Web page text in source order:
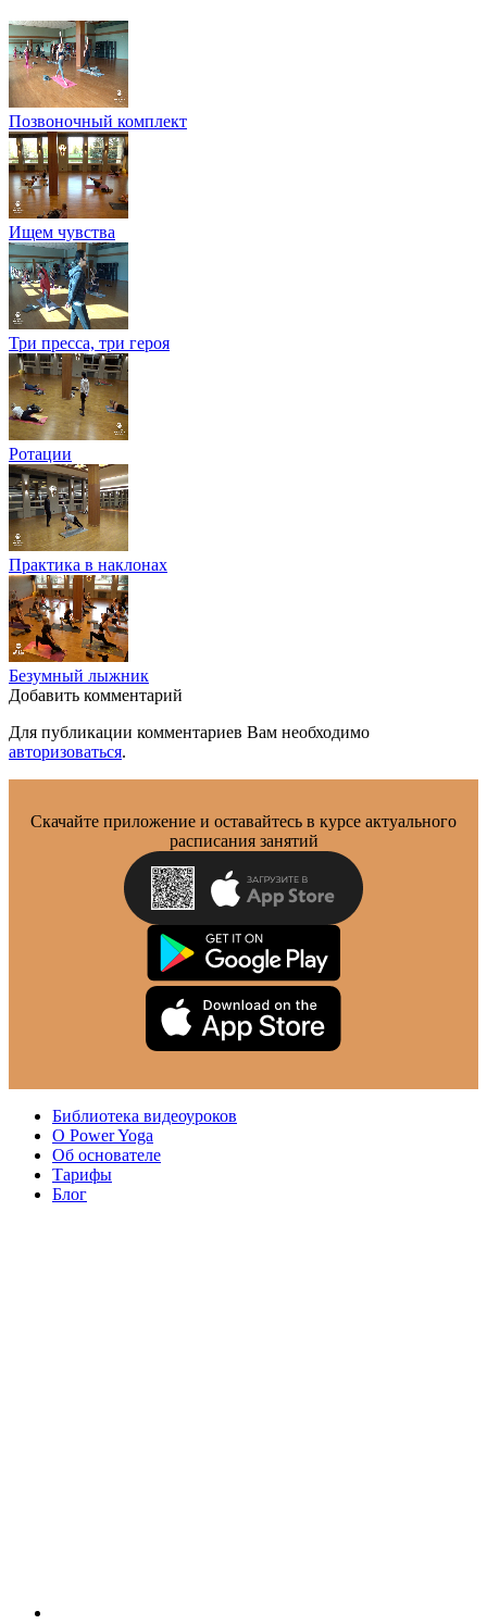
Позвоночный комплект
Ищем чувства
Три пресса, три героя
Ротации
Практика в наклонах
Безумный лыжник
Добавить комментарий
Для публикации комментариев Вам необходимо
авторизоваться.
Скачайте приложение и оставайтесь в курсе актуального
расписания занятий
Библиотека видеоуроков
О Power Yoga
Об основателе
Тарифы
Блог